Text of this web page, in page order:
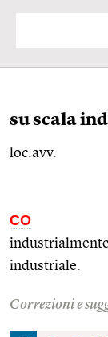
su scala
loc.avv.
CO
industriale.
Correzioni e